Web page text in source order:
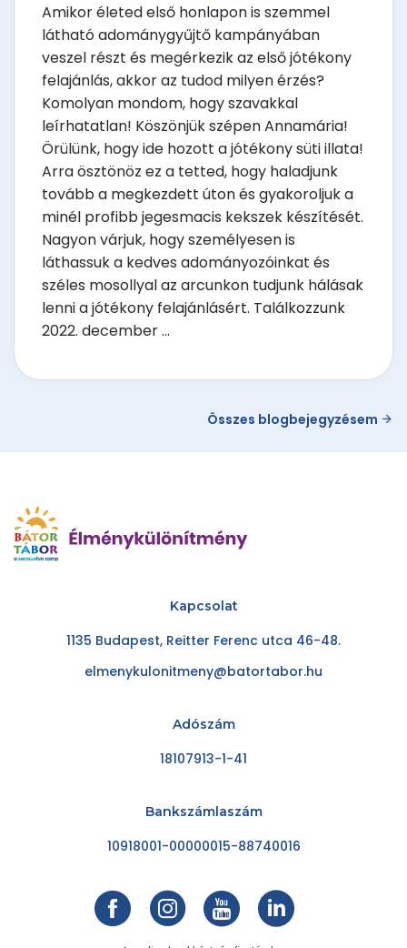
Amikor életed első honlapon is szemmel
látható adománygyűjtő kampányában
veszel részt és megérkezik az első jótékony
felajánlás, akkor az tudod milyen érzés?
Komolyan mondom, hogy szavakkal
leírhatatlan! Köszönjük szépen Annamária!
Örülünk, hogy ide hozott a jótékony süti illata!
Arra ösztönöz ez a tetted, hogy haladjunk
tovább a megkezdett úton és gyakoroljuk a
minél profibb jegesmacis kekszek készítését.
Nagyon várjuk, hogy személyesen is
láthassuk a kedves adományozóinkat és
széles mosollyal az arcunkon tudjunk hálásak
lenni a jótékony felajánlásért. Találkozzunk
2022. december ...
Összes blogbejegyzésem
Kapcsolat
1135 Budapest, Reitter Ferenc utca 46-48.
elmenykulonitmeny@batortabor.hu
Adószám
18107913-1-41
Bankszámlaszám
10918001-00000015-88740016